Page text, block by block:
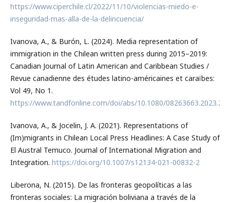
https://www.ciperchile.cl/2022/11/10/violencias-miedo-e-
inseguridad-mas-alla-de-la-delincuencia/
Ivanova, A., & Burón, L. (2024). Media representation of
immigration in the Chilean written press during 2015–2019:
Canadian Journal of Latin American and Caribbean Studies /
Revue canadienne des études latino-américaines et caraïbes:
Vol 49, No 1.
https://www.tandfonline.com/doi/abs/10.1080/
Ivanova, A., & Jocelin, J. A. (2021). Representations of
(Im)migrants in Chilean Local Press Headlines: A Case Study of
El Austral Temuco. Journal of International Migration and
Integration. https://doi.org/10.1007/s12134-021-00832-2
Liberona, N. (2015). De las fronteras geopolíticas a las
fronteras sociales: La migración boliviana a través de la